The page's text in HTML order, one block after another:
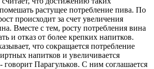
растущее потребление пива. По
происходит за счет увеличения
Вместе с тем, росту потребления вина
и отказ от более крепких напитков.
что сокращается потребление
напитков и увеличивается
говорит Парагульков. С ним соглашается